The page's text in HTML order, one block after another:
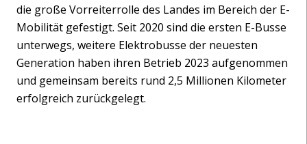
die große Vorreiterrolle des Landes im Bereich der E-
Mobilität gefestigt. Seit 2020 sind die ersten E-Busse
unterwegs, weitere Elektrobusse der neuesten
Generation haben ihren Betrieb 2023 aufgenommen
und gemeinsam bereits rund 2,5 Millionen Kilometer
erfolgreich zurückgelegt.